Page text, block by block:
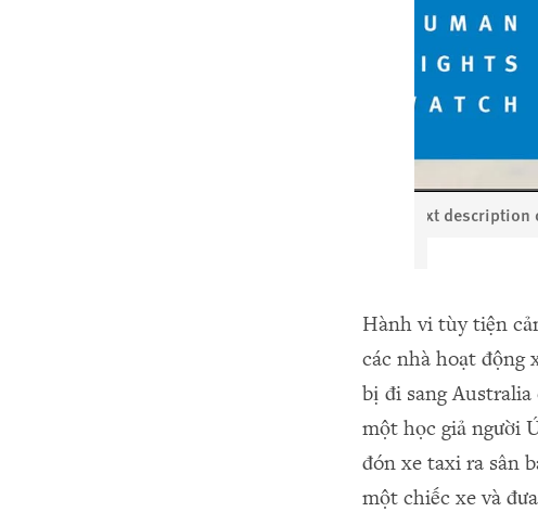
Read a text
Hành vi tùy tiện
các nhà hoạt động
bị đi sang
một học giả người
đón xe taxi ra sân
một chiếc xe và